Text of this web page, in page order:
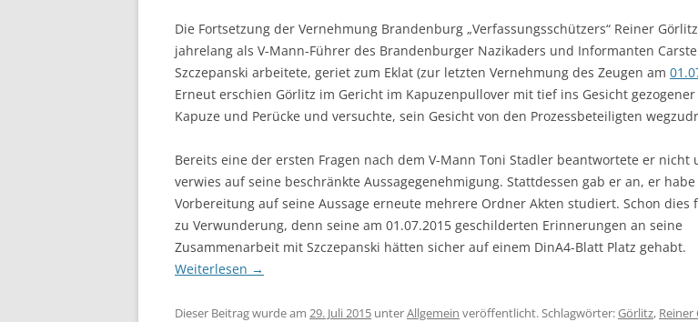
Die Fortsetzung der Vernehmung Brandenburg „Verfassungsschützers“ Reiner
jahrelang als V-Mann-Führer des Brandenburger Nazikaders und Informanten
Szczepanski arbeitete, geriet zum Eklat (zur letzten Vernehmung des Zeugen am
Erneut erschien Görlitz im Gericht im Kapuzenpullover mit tief ins Gesicht gezogener
Kapuze und Perücke und versuchte, sein Gesicht von den Prozessbeteiligten
Bereits eine der ersten Fragen nach dem V-Mann Toni Stadler beantwortete er nicht
verwies auf seine beschränkte Aussagegenehmigung. Stattdessen gab er an, er
Vorbereitung auf seine Aussage erneute mehrere Ordner Akten studiert. Schon dies
zu Verwunderung, denn seine am 01.07.2015 geschilderten Erinnerungen an seine
Zusammenarbeit mit Szczepanski hätten sicher auf einem DinA4-Blatt Platz gehabt.
Weiterlesen →
Dieser Beitrag wurde am 29. Juli 2015 unterAllgemein veröffentlicht. Schlagwörter:Görlitz, Reiner